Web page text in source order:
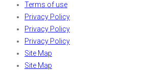
Terms of use
Privacy Policy
Privacy Policy
Privacy Policy
Site Map
Site Map